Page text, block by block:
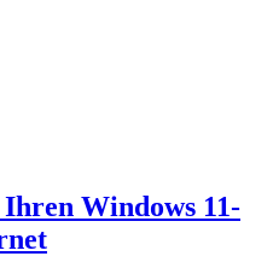
Windows 11-